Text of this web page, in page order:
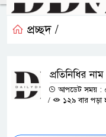
প্রচ্ছদ /
প্রতিনিধির নাম
আপডেট সময় :
/
১২৯ বার পড়া